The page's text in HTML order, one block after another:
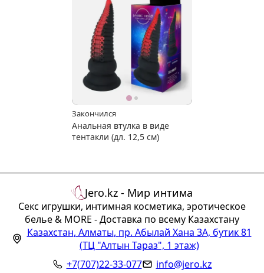
Закончился
Анальная втулка в виде
тентакли (дл. 12,5 см)
Jero.kz - Мир интима
Секс игрушки, интимная косметика, эротическое
белье & MORE - Доставка по всему Казахстану
Казахстан, Алматы, пр. Абылай Хана 3А, бутик 81
(ТЦ "Алтын Тараз", 1 этаж)
+7(707)22-33-077
info@jero.kz